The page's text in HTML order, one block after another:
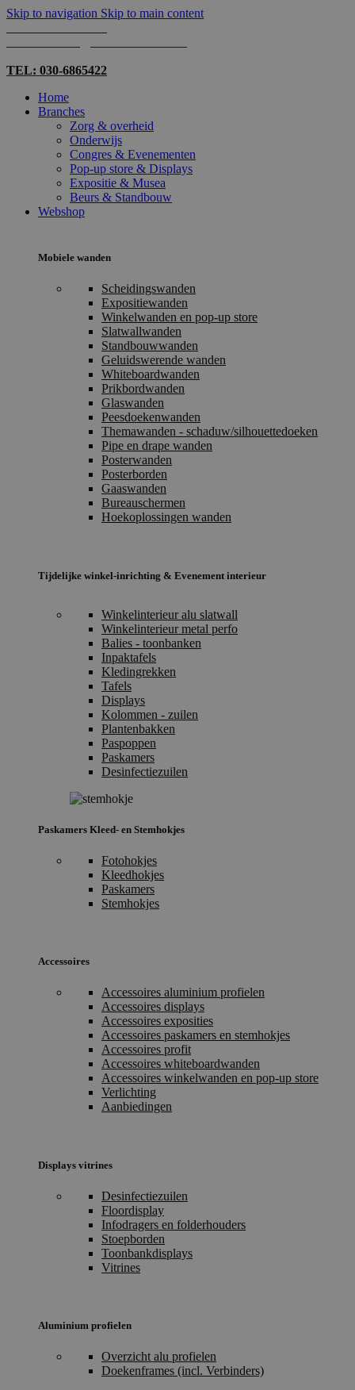
Skip to navigation Skip to main content
TEL: 030-6865422
Home
Branches
Zorg & overheid
Onderwijs
Congres & Evenementen
Pop-up store & Displays
Expositie & Musea
Beurs & Standbouw
Webshop
Mobiele wanden
Scheidingswanden
Expositiewanden
Winkelwanden en pop-up store
Slatwallwanden
Standbouwwanden
Geluidswerende wanden
Whiteboardwanden
Prikbordwanden
Glaswanden
Peesdoekenwanden
Themawanden - schaduw/silhouettedoeken
Pipe en drape wanden
Posterwanden
Posterborden
Gaaswanden
Bureauschermen
Hoekoplossingen wanden
Tijdelijke winkel-inrichting & Evenement interieur
Winkelinterieur alu slatwall
Winkelinterieur metal perfo
Balies - toonbanken
Inpaktafels
Kledingrekken
Tafels
Displays
Kolommen - zuilen
Plantenbakken
Paspoppen
Paskamers
Desinfectiezuilen
Paskamers Kleed- en Stemhokjes
Fotohokjes
Kleedhokjes
Paskamers
Stemhokjes
Accessoires
Accessoires aluminium profielen
Accessoires displays
Accessoires exposities
Accessoires paskamers en stemhokjes
Accessoires profit
Accessoires whiteboardwanden
Accessoires winkelwanden en pop-up store
Verlichting
Aanbiedingen
Displays vitrines
Desinfectiezuilen
Floordisplay
Infodragers en folderhouders
Stoepborden
Toonbankdisplays
Vitrines
Aluminium profielen
Overzicht alu profielen
Doekenframes (incl. Verbinders)